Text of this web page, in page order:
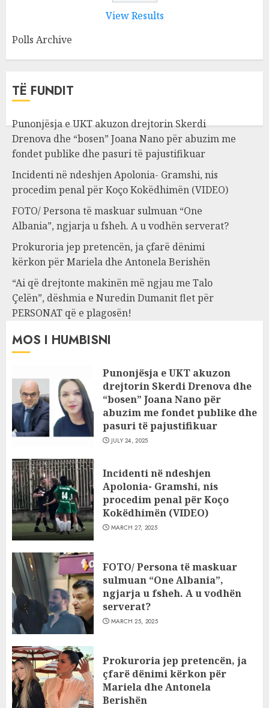
View Results
Polls Archive
TË FUNDIT
Punonjësja e UKT akuzon drejtorin Skerdi
Drenova dhe “bosen” Joana Nano për abuzim me
fondet publike dhe pasuri të pajustifikuar
Incidenti në ndeshjen Apolonia- Gramshi, nis
procedim penal për Koço Kokëdhimën (VIDEO)
FOTO/ Persona të maskuar sulmuan “One
Albania”, ngjarja u fsheh. A u vodhën serverat?
Prokuroria jep pretencën, ja çfarë dënimi
kërkon për Mariela dhe Antonela Berishën
“Ai që drejtonte makinën më ngjau me Talo
Çelën”, dëshmia e Nuredin Dumanit flet për
PERSONAT që e plagosën!
MOS I HUMBISNI
Punonjësja e UKT akuzon
drejtorin Skerdi Drenova dhe
“bosen” Joana Nano për
abuzim me fondet publike dhe
pasuri të pajustifikuar
JULY 24, 2025
Incidenti në ndeshjen
Apolonia- Gramshi, nis
procedim penal për Koço
Kokëdhimën (VIDEO)
MARCH 27, 2025
FOTO/ Persona të maskuar
sulmuan “One Albania”,
ngjarja u fsheh. A u vodhën
serverat?
MARCH 25, 2025
Prokuroria jep pretencën, ja
çfarë dënimi kërkon për
Mariela dhe Antonela
Berishën